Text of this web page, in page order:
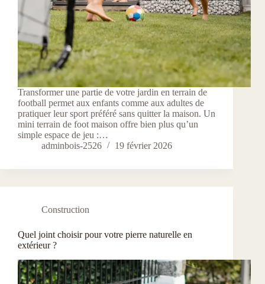
Transformer une partie de votre jardin en terrain de
football permet aux enfants comme aux adultes de
pratiquer leur sport préféré sans quitter la maison. Un
mini terrain de foot maison offre bien plus qu’un
simple espace de jeu :…
adminbois-2526
19 février 2026
Construction
Quel joint choisir pour votre pierre naturelle en
extérieur ?